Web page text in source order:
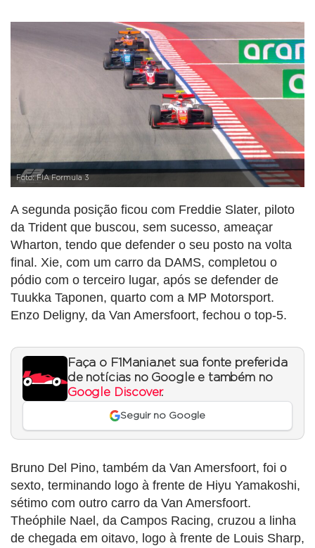
Foto: FIA Formula 3
A segunda posição ficou com Freddie Slater, piloto
da Trident que buscou, sem sucesso, ameaçar
Wharton, tendo que defender o seu posto na volta
final. Xie, com um carro da DAMS, completou o
pódio com o terceiro lugar, após se defender de
Tuukka Taponen, quarto com a MP Motorsport.
Enzo Deligny, da Van Amersfoort, fechou o top-5.
Faça o F1Mania.net sua fonte preferida
de notícias no Google e também no
Google Discover.
Seguir no Google
Bruno Del Pino, também da Van Amersfoort, foi o
sexto, terminando logo à frente de Hiyu Yamakoshi,
sétimo com outro carro da Van Amersfoort.
Theóphile Nael, da Campos Racing, cruzou a linha
de chegada em oitavo, logo à frente de Louis Sharp,